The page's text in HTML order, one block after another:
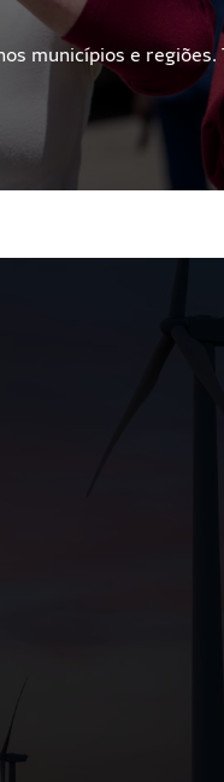
municípios e